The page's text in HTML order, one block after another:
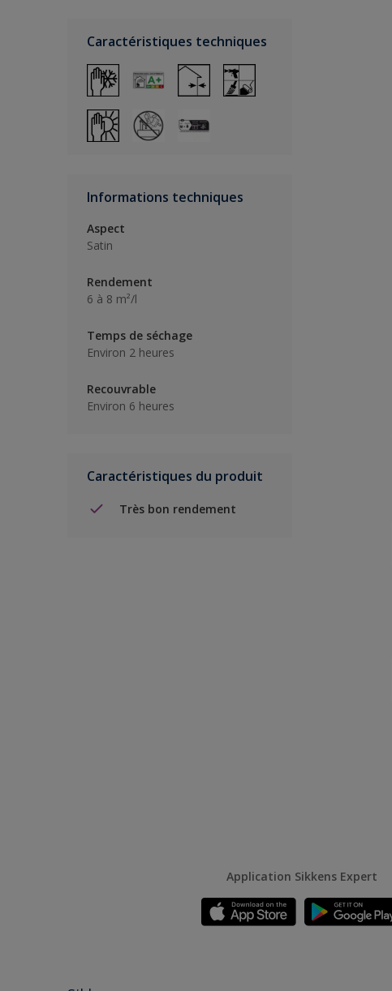
Caractéristiques techniques
Informations techniques
Aspect
Satin
Rendement
6 à 8 m²/l
Temps de séchage
Environ 2 heures
Recouvrable
Environ 6 heures
Caractéristiques du produit
Très bon rendement
Application Sikkens Expert